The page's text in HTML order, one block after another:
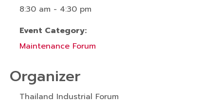
8:30 am - 4:30 pm
Event Category:
Maintenance Forum
Organizer
Thailand Industrial Forum